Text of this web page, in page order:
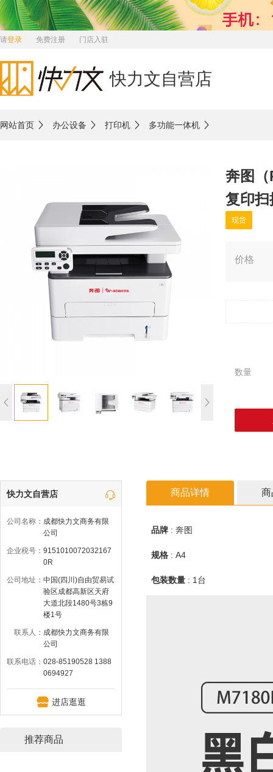
请登录 免费注册 门店入驻
快力文自营店
网站首页 办公设备 打印机 多功能一体机
奔图（
复印
现货
价格
数量
快力文自营店
公司名称： 成都快力文商务有限
公司
企业税号： 9151010072032167
0R
公司地址： 中国(四川)自由贸易试
验区成都高新区天府
大道北段1480号3栋9
楼1号
联系人： 成都快力文商务有限
公司
联系电话： 028-85190528 1388
0694927
进店逛逛
推荐商品
商品详情 商
品牌 : 奔图
规格 : A4
包装数量 : 1台